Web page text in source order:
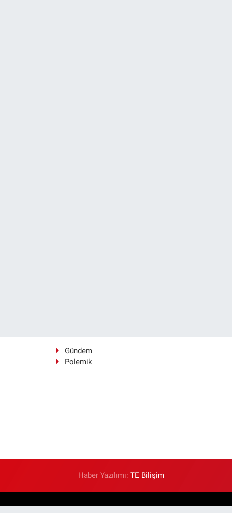
Gündem
Polemik
Haber Yazılımı:TE Bilişim